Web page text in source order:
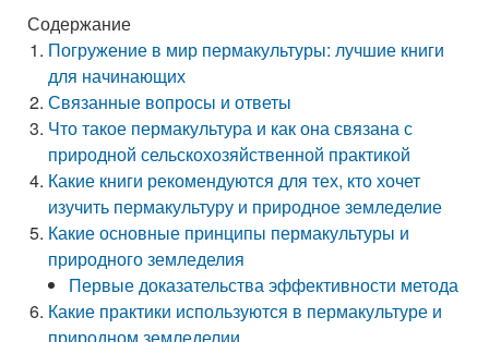
Содержание
Погружение в мир пермакультуры: лучшие книги
для начинающих
Связанные вопросы и ответы
Что такое пермакультура и как она связана с
природной сельскохозяйственной практикой
Какие книги рекомендуются для тех, кто хочет
изучить пермакультуру и природное земледелие
Какие основные принципы пермакультуры и
природного земледелия
Первые доказательства эффективности метода
Какие практики используются в пермакультуре и